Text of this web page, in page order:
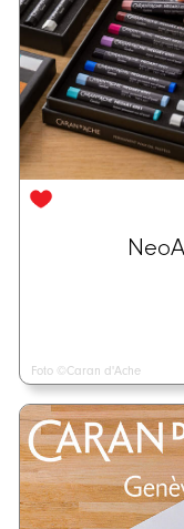
Foto ©Caran d'Ache